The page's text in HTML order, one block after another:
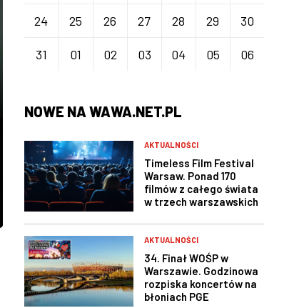
24 25 26 27 28 29 30
31 01 02 03 04 05 06
NOWE NA WAWA.NET.PL
AKTUALNOŚCI
Timeless Film Festival
Warsaw. Ponad 170
filmów z całego świata
w trzech warszawskich
AKTUALNOŚCI
34. Finał WOŚP w
Warszawie. Godzinowa
rozpiska koncertów na
błoniach PGE